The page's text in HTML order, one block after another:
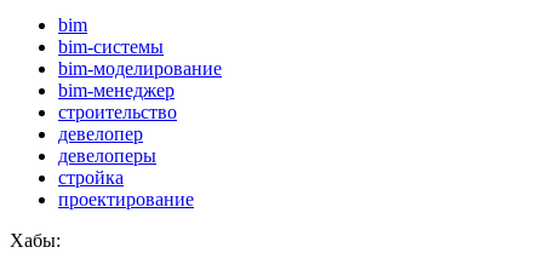
bim
bim-системы
bim-моделирование
bim-менеджер
строительство
девелопер
девелоперы
стройка
проектирование
Хабы: